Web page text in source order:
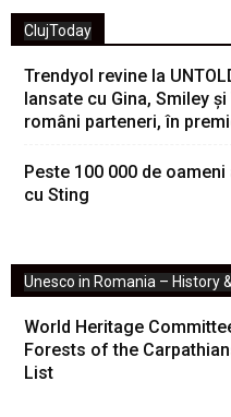
ClujToday
Trendyol revine la
lansate cu Gina, Smiley
români parteneri, în
Peste 100 000 de
cu Sting
Unesco in Romania – History
World Heritage
Forests of the
List